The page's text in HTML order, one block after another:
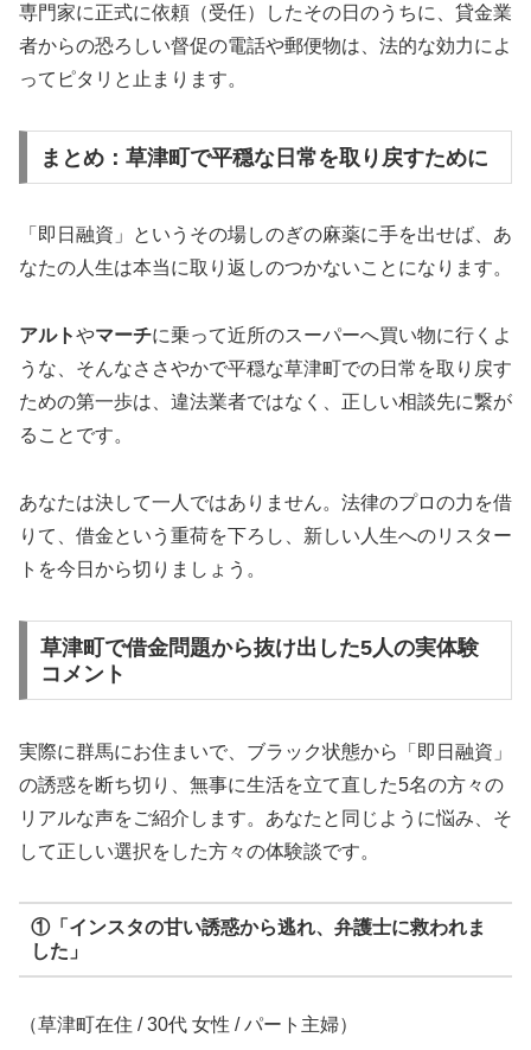
専門家に正式に依頼（受任）したその日のうちに、貸金業
者からの恐ろしい督促の電話や郵便物は、法的な効力によ
ってピタリと止まります。
まとめ：草津町で平穏な日常を取り戻すために
「即日融資」というその場しのぎの麻薬に手を出せば、あ
なたの人生は本当に取り返しのつかないことになります。
アルトやマーチに乗って近所のスーパーへ買い物に行くよ
うな、そんなささやかで平穏な草津町での日常を取り戻す
ための第一歩は、違法業者ではなく、正しい相談先に繋が
ることです。
あなたは決して一人ではありません。法律のプロの力を借
りて、借金という重荷を下ろし、新しい人生へのリスター
トを今日から切りましょう。
草津町で借金問題から抜け出した5人の実体験
コメント
実際に群馬にお住まいで、ブラック状態から「即日融資」
の誘惑を断ち切り、無事に生活を立て直した5名の方々の
リアルな声をご紹介します。あなたと同じように悩み、そ
して正しい選択をした方々の体験談です。
①「インスタの甘い誘惑から逃れ、弁護士に救われま
した」
（草津町在住 / 30代 女性 / パート主婦）